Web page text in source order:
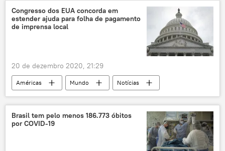
restrição
Coronavírus no mundo em meados de dezembro
Congresso dos EUA concorda em
estender ajuda para folha de pagamento
de imprensa local
20 de dezembro 2020, 21:29
Américas Mundo
Notícias
imprensa
Congresso dos EUA
Coronavírus no mundo em meados de dezembro
COVID-19
Brasil tem pelo menos 186.773 óbitos
por COVID-19